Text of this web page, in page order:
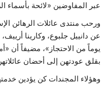
عبر المفاوضين «لائحة بأسماء
ورحب منتدى عائلات الرهائن
يوماً من الاحتجاز»، مضيفاً أن
بقلق عودتهن إلى أحضان
وهؤلاء المجندات كن يؤدين